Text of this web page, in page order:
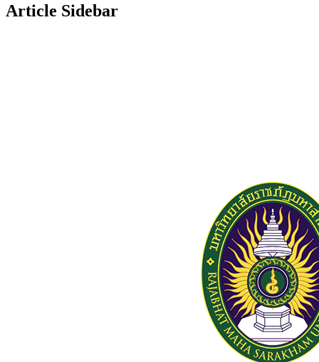
Article Sidebar